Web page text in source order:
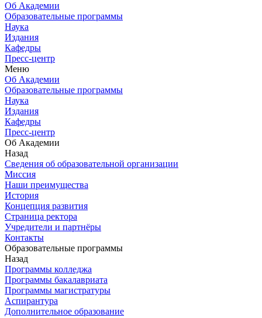
Об Академии
Образовательные программы
Наука
Издания
Кафедры
Пресс-центр
Меню
Об Академии
Образовательные программы
Наука
Издания
Кафедры
Пресс-центр
Об Академии
Назад
Сведения об образовательной организации
Миссия
Наши преимущества
История
Концепция развития
Страница ректора
Учредители и партнёры
Контакты
Образовательные программы
Назад
Программы колледжа
Программы бакалавриата
Программы магистратуры
Аспирантура
Дополнительное образование